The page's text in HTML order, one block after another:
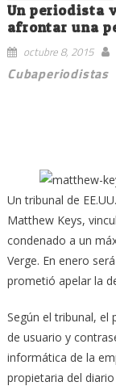
Un periodista
afrontar una
octubre 8, 2015
Cubaperiodistas
Un tribunal de
Matthew Keys,
condenado a un
Verge. En enero
prometió apelar la
Según el tribunal, el
de usuario y
informática de la
propietaria del diario